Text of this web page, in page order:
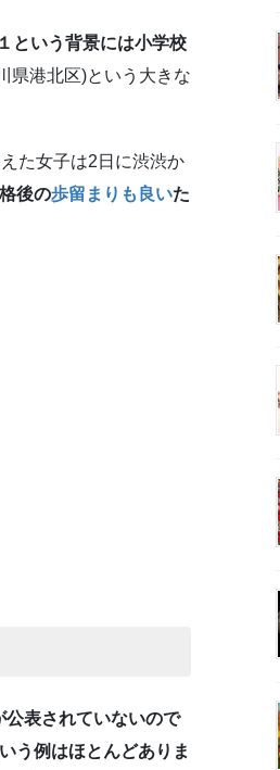
という背景には小学校
県港北区)という大きな
た女子は2日に渋渋か
後の歩留まりも良いた
公表されていないので
う例はほとんどありま